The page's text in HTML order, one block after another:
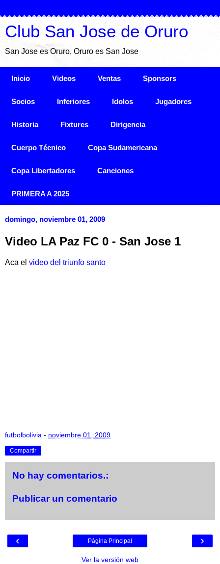
Club San Jose de Oruro
San Jose es Oruro, Oruro es San Jose
Inicio Videos Ventas Sponsors
Socios Inferiores Idolos Jugadores
Historia Fixtures Dirigencia
Cuerpo Técnico Copa Sudamericana
Copa Libertadores Canciones
PRIMERA A 2025
domingo, noviembre 01, 2009
Video LA Paz FC 0 - San Jose 1
Aca el video del triunfo santo
futbolbolivia - noviembre 01, 2009
Compartir
No hay comentarios.:
Publicar un comentario
‹ ›
Página Principal
Ver la versión web